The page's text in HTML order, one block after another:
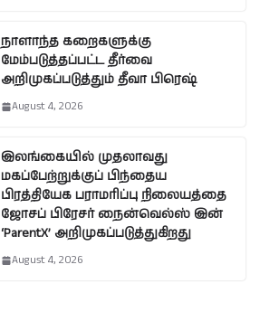
நாளாந்த கறைகளுக்கு
மேம்படுத்தப்பட்ட தீர்வை
அறிமுகப்படுத்தும் தீவா பிரெஷ்
August 4, 2026
இலங்கையில் முதலாவது
மகப்பேற்றுக்குப் பிந்தைய
பிரத்தியேக பராமரிப்பு நிலையத்தை
ஜோசப் பிரேசர் நைன்வெல்ஸ் இன்
‘ParentX’ அறிமுகப்படுத்துகிறது
August 4, 2026